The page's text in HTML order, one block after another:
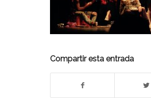
Compartir esta entrada